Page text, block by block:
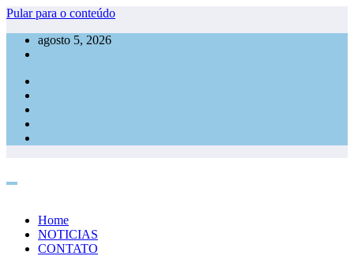
Pular para o conteúdo
agosto 5, 2026
Home
NOTICIAS
CONTATO